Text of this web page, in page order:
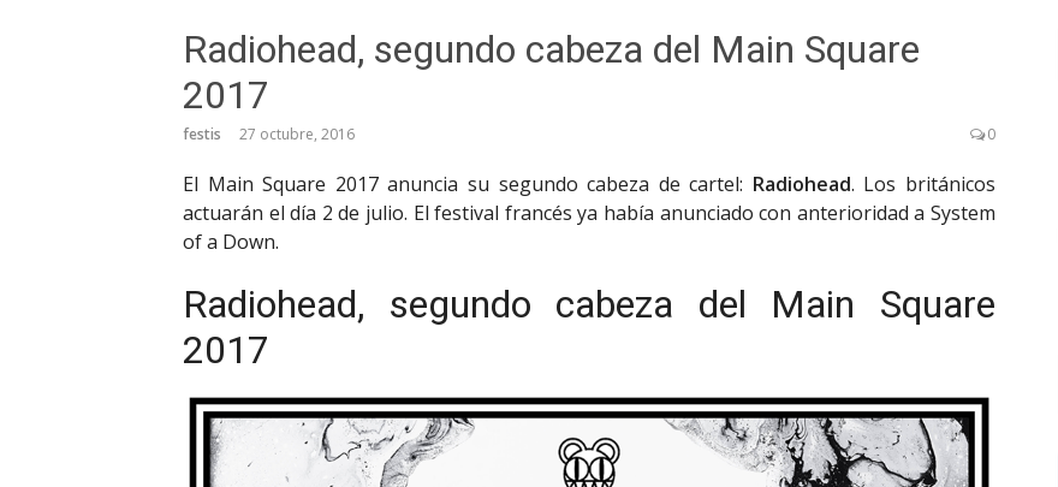
Radiohead, segundo cabeza del Main Square
2017
festis 27 octubre, 2016 0
El Main Square 2017 anuncia su segundo cabeza de cartel: Radiohead. Los británicos
actuarán el día 2 de julio. El festival francés ya había anunciado con anterioridad a System
of a Down.
Radiohead, segundo cabeza del Main Square
2017